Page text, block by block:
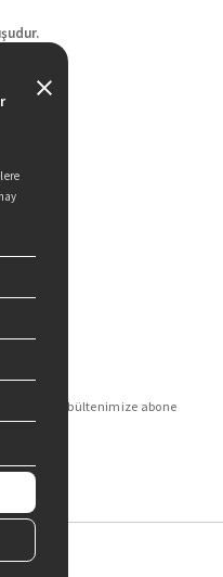
için bültenimize abone